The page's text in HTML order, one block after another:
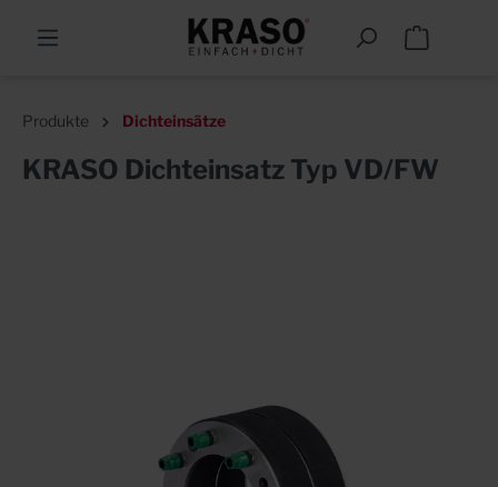
Produkte Dichteinsätze
KRASO Dichteinsatz Typ VD/FW